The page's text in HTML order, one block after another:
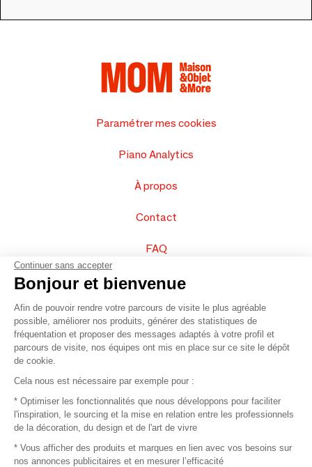
Paramétrer mes cookies
Piano Analytics
À propos
Contact
FAQ
Vendez vos produits
Plan du site
© 2016 –Organisation SAFI
Recrutement
Continuer sans accepter
Bonjour et bienvenue
Afin de pouvoir rendre votre parcours de visite le plus agréable
possible, améliorer nos produits, générer des statistiques de
fréquentation et proposer des messages adaptés à votre profil et
parcours de visite, nos équipes ont mis en place sur ce site le dépôt
de cookie.
Cela nous est nécessaire par exemple pour :
* Optimiser les fonctionnalités que nous développons pour faciliter
l'inspiration, le sourcing et la mise en relation entre les professionnels
de la décoration, du design et de l'art de vivre
* Vous afficher des produits et marques en lien avec vos besoins sur
nos annonces publicitaires et en mesurer l’efficacité